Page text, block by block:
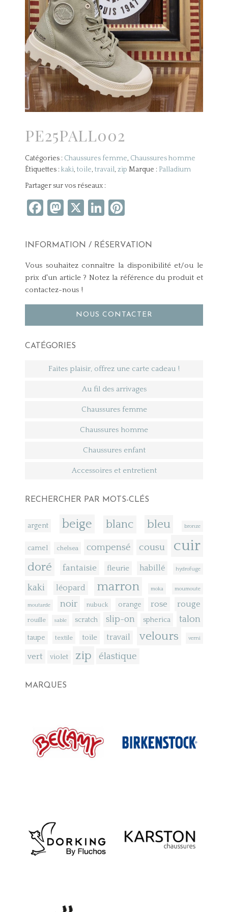
PE25PALL002
Catégories : Chaussures femme, Chaussures homme
Étiquettes :kaki,toile,travail,zip Marque : Palladium
Partager sur vos réseaux :
Facebook
Mastodon
X LinkedIn
INFORMATION / RÉSERVATION
Vous souhaitez connaître la disponibilité et/ou le
prix d'un article ? Notez la référence du produit et
contactez-nous !
NOUS CONTACTER
CATÉGORIES
Faites plaisir, offrez une carte cadeau !
Au fil des arrivages
Chaussures femme
Chaussures homme
Chaussures enfant
Accessoires et entretient
RECHERCHER PAR MOTS-CLÉS
argent beige blanc bleu bronze
camel chelsea compensé cousu cuir
doré fantaisie fleurie habillé hydrofuge
kaki léopard marron moka moumoute
moutarde noir nubuck orange rose rouge
rouille sable scratch slip-on spherica talon
taupe textile toile travail velours verni
vert violet zip élastique
MARQUES